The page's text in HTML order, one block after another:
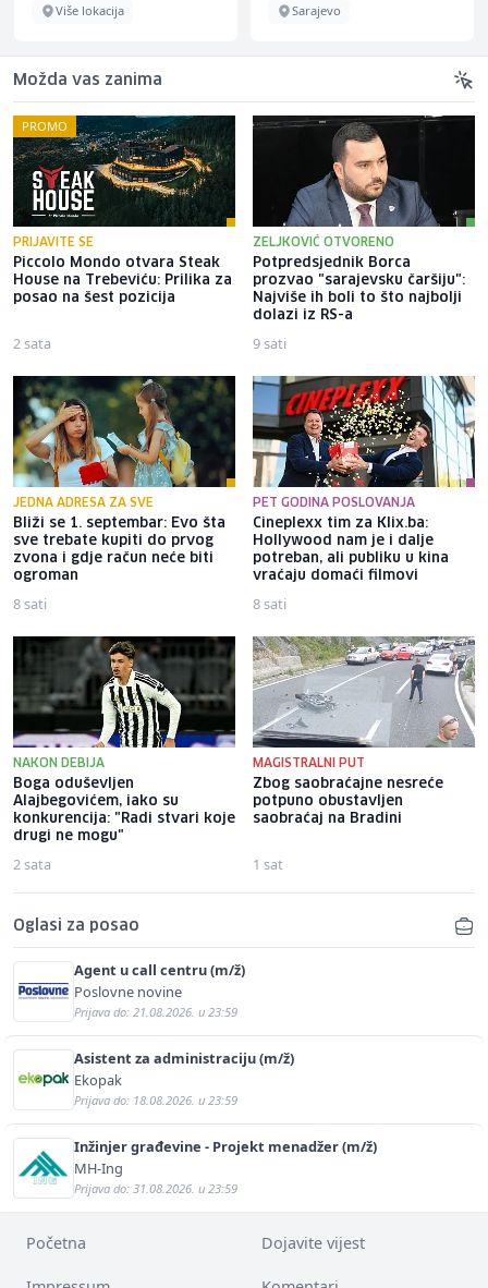
Više lokacija Sarajevo
Možda vas zanima
PROMO
PRIJAVITE SE
Piccolo Mondo otvara Steak
House na Trebeviću: Prilika za
posao na šest pozicija
2 sata
ZELJKOVIĆ OTVORENO
Potpredsjednik Borca
prozvao "sarajevsku čaršiju":
Najviše ih boli to što najbolji
dolazi iz RS-a
9 sati
JEDNA ADRESA ZA SVE
Bliži se 1. septembar: Evo šta
sve trebate kupiti do prvog
zvona i gdje račun neće biti
ogroman
8 sati
PET GODINA POSLOVANJA
Cineplexx tim za Klix.ba:
Hollywood nam je i dalje
potreban, ali publiku u kina
vraćaju domaći filmovi
8 sati
NAKON DEBIJA
Boga oduševljen
Alajbegovićem, iako su
konkurencija: "Radi stvari koje
drugi ne mogu"
2 sata
MAGISTRALNI PUT
Zbog saobraćajne nesreće
potpuno obustavljen
saobraćaj na Bradini
1 sat
Oglasi za posao
Agent u call centru (m/ž)
Poslovne novine
Prijava do: 21.08.2026. u 23:59
Asistent za administraciju (m/ž)
Ekopak
Prijava do: 18.08.2026. u 23:59
Inžinjer građevine - Projekt menadžer (m/ž)
MH-Ing
Prijava do: 31.08.2026. u 23:59
Početna Dojavite vijest